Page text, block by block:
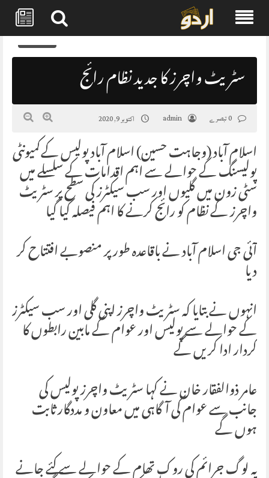
Skip
content
0
سٹریٹ واچرز کا جدید نظام رائج
admin اکتوبر 9, 2020
اسلام آباد (وجاہت حسین) اسلام آباد پولیس کےکمیونٹی
پولیسنگ کے حوالے سے اہم اقدامات کے سلسلے میں
سٹی زون میں گلیوں اور سب سیکٹرز کی سطح پر سٹریٹ
واچرز کے نظام کو رائج کرنے کا اہم فیصلہ کیا گیا
آئی جی اسلام آباد نے باقاعدہ طور پر منصوبے افتتاح کر
دیا
انہوں نے بتایا کہ سٹریٹ واچرز اپنی گلی اور سب سیکٹرز
کے حوالے سے پولیس اور عوام کے مابین رابطوں کا
کردار ادا کریں گے
عامر ذوالفقار خان نے کہا سٹریٹ واچرز پولیس کی
جانب سے عوام کی آگاہی میں معاون و مددگار ثابت
ہوں گے